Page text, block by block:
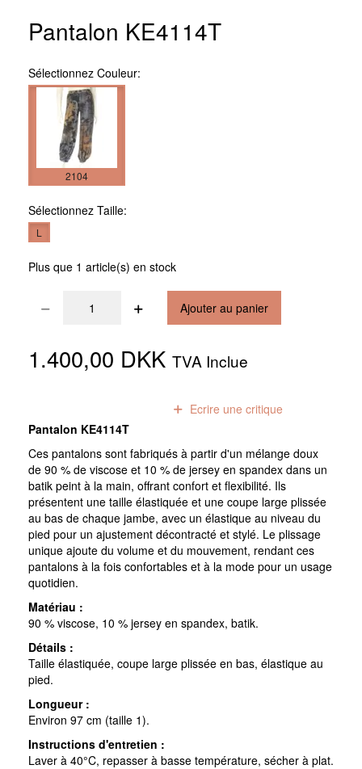
Pantalon KE4114T
Sélectionnez Couleur:
2104
Sélectionnez Taille:
L
Plus que 1 article(s) en stock
Ajouter au panier
1.400,00 DKK TVA Inclue
Ecrire une critique
Pantalon KE4114T
Ces pantalons sont fabriqués à partir d'un mélange doux
de 90 % de viscose et 10 % de jersey en spandex dans un
batik peint à la main, offrant confort et flexibilité. Ils
présentent une taille élastiquée et une coupe large plissée
au bas de chaque jambe, avec un élastique au niveau du
pied pour un ajustement décontracté et stylé. Le plissage
unique ajoute du volume et du mouvement, rendant ces
pantalons à la fois confortables et à la mode pour un usage
quotidien.
Matériau :
90 % viscose, 10 % jersey en spandex, batik.
Détails :
Taille élastiquée, coupe large plissée en bas, élastique au
pied.
Longueur :
Environ 97 cm (taille 1).
Instructions d'entretien :
Laver à 40°C, repasser à basse température, sécher à plat.